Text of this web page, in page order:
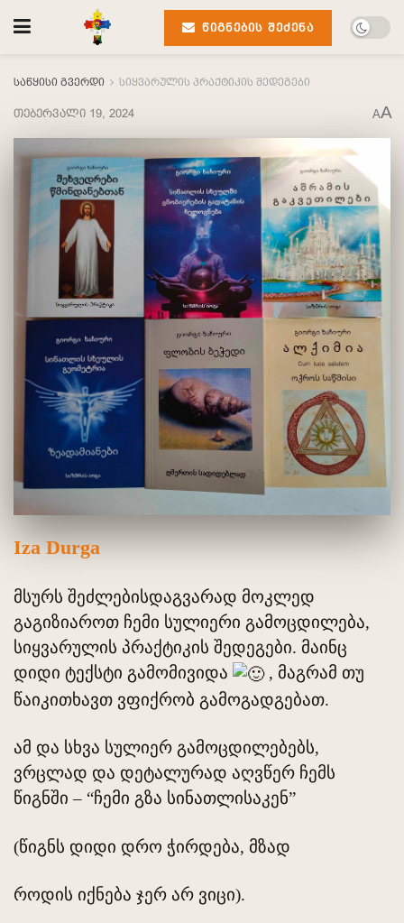
ᲬᲘᲒᲜᲔᲑᲘᲡ ᲨᲔᲫᲔᲜᲐ
საწყისი გვერდი სიყვარულის პრაქტიკის შედეგები
თებერვალი 19, 2024 AA
Iza Durga
მსურს შეძლებისდაგვარად მოკლედ
გაგიზიაროთ ჩემი სულიერი გამოცდილება,
სიყვარულის პრაქტიკის შედეგები. მაინც
დიდი ტექსტი გამომივიდა
, მაგრამ თუ
წაიკითხავთ ვფიქრობ გამოგადგებათ.
ამ და სხვა სულიერ გამოცდილებებს,
ვრცლად და დეტალურად აღვწერ ჩემს
წიგნში – “ჩემი გზა სინათლისაკენ”
(წიგნს დიდი დრო ჭირდება, მზად
როდის იქნება ჯერ არ ვიცი).